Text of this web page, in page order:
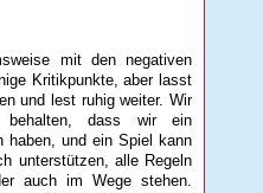
mit den negativen
Kritikpunkte, aber lasst
und lest ruhig weiter. Wir
dass wir ein
haben, und ein Spiel kann
unterstützen, alle Regeln
auch im Wege stehen.